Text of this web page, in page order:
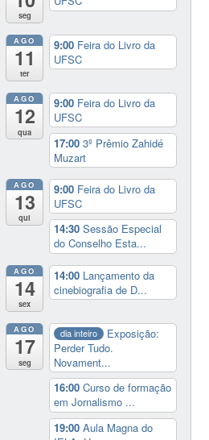
seg
AGO
11
ter
9:00 Feira do Livro da
UFSC
AGO
12
qua
9:00 Feira do Livro da
UFSC
17:003º Prêmio Zahidé
Muzart
AGO
13
qui
9:00 Feira do Livro da
UFSC
14:30Sessão Especial
do Conselho Esta...
AGO
14
sex
14:00 Lançamento da
cinebiografia de D...
AGO
17
seg
dia inteiro
Exposição:
Perder Tudo.
Novament...
16:00Curso de formação
em Jornalismo ...
19:00Aula Magna do